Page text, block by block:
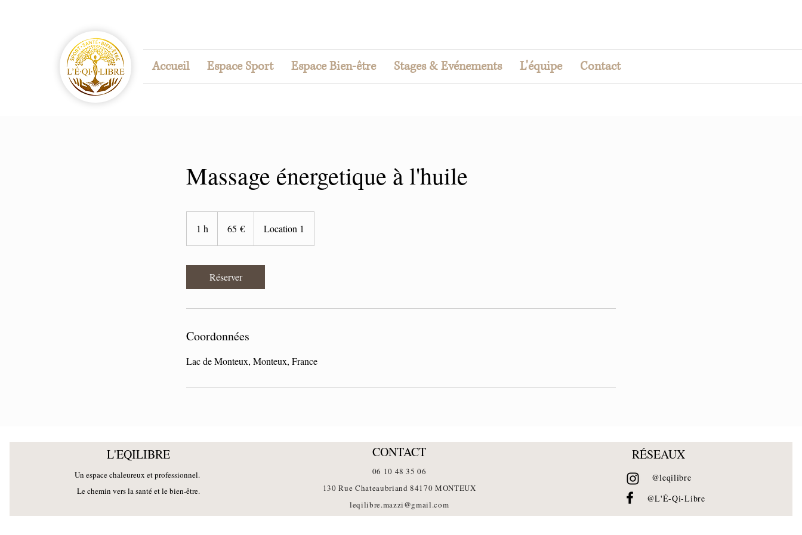
Accueil Espace Sport Espace Bien-être Stages & Evénements L'équipe Contact
Massage énergetique à l'huile
1 h 65 € Location 1
Réserver
Coordonnées
Lac de Monteux, Monteux, France
L'EQILIBRE
Un espace chaleureux et professionnel.
Le chemin vers la santé etle bien-être.
CONTACT
06 10 48 35 06
130 Rue Chateaubriand 84170 MONTEUX
leqilibre.mazzi@gmail.com
RÉSEAUX
@leqilibre
@L'É-Qi-Libre